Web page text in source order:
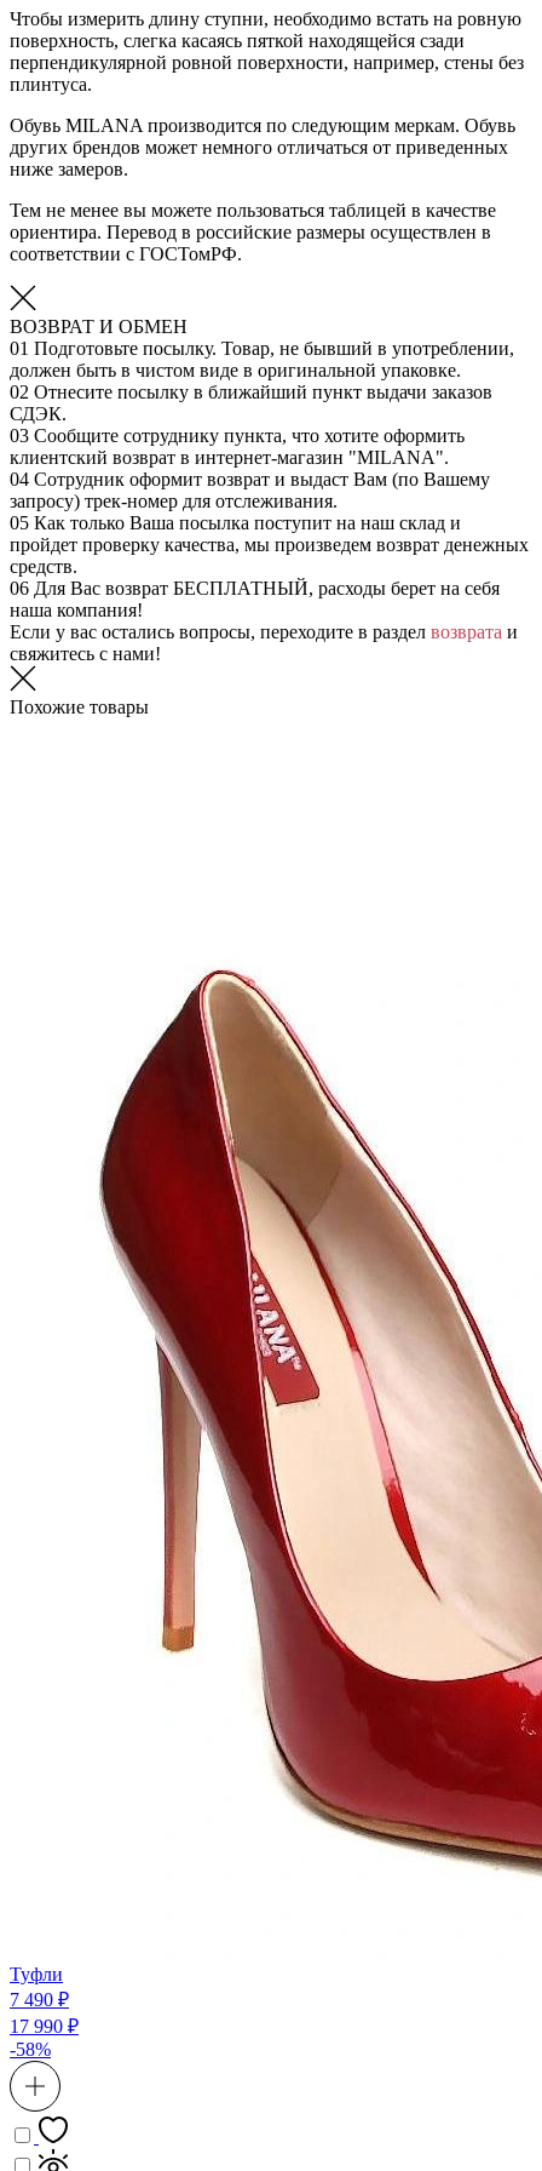
Чтобы измерить длину ступни, необходимо встать на ровную
поверхность, слегка касаясь пяткой находящейся сзади
перпендикулярной ровной поверхности, например, стены без
плинтуса.
Обувь MILANA производится по следующим меркам. Обувь
других брендов может немного отличаться от приведенных
ниже замеров.
Тем не менее вы можете пользоваться таблицей в качестве
ориентира. Перевод в российские размеры осуществлен в
соответствии с ГОСТомРФ.
ВОЗВРАТ И ОБМЕН
01 Подготовьте посылку. Товар, не бывший в употреблении,
должен быть в чистом виде в оригинальной упаковке.
02 Отнесите посылку в ближайший пункт выдачи заказов
СДЭК.
03 Сообщите сотруднику пункта, что хотите оформить
клиентский возврат в интернет-магазин "MILANA".
04 Сотрудник оформит возврат и выдаст Вам (по Вашему
запросу) трек-номер для отслеживания.
05 Как только Ваша посылка поступит на наш склад и
пройдет проверку качества, мы произведем возврат денежных
средств.
06 Для Вас возврат БЕСПЛАТНЫЙ, расходы берет на себя
наша компания!
Если у вас остались вопросы, переходите в раздел возврата и
свяжитесь с нами!
Похожие товары
Туфли
7 490 ₽
17 990 ₽
-58%